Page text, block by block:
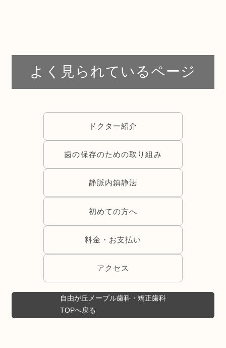
よく見られているページ
ドクター紹介
歯の保存のための取り組み
静脈内鎮静法
初めての方へ
料金・お支払い
アクセス
自由が丘メープル歯科・矯正歯科
TOPへ戻る